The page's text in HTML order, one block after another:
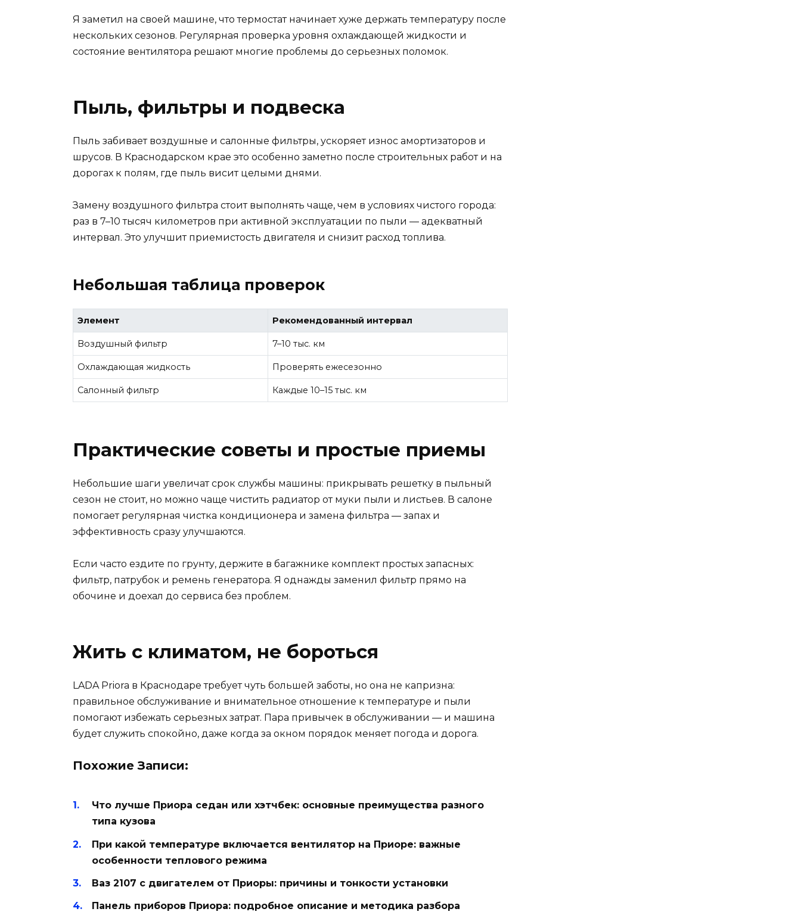
Я заметил на своей машине, что термостат начинает хуже держать температуру после
нескольких сезонов. Регулярная проверка уровня охлаждающей жидкости и
состояние вентилятора решают многие проблемы до серьезных поломок.
Пыль, фильтры и подвеска
Пыль забивает воздушные и салонные фильтры, ускоряет износ амортизаторов и
шрусов. В Краснодарском крае это особенно заметно после строительных работ и на
дорогах к полям, где пыль висит целыми днями.
Замену воздушного фильтра стоит выполнять чаще, чем в условиях чистого города:
раз в 7–10 тысяч километров при активной эксплуатации по пыли — адекватный
интервал. Это улучшит приемистость двигателя и снизит расход топлива.
Небольшая таблица проверок
Элемент Рекомендованный интервал
Воздушный фильтр 7–10 тыс. км
Охлаждающая жидкость Проверять ежесезонно
Салонный фильтр Каждые 10–15 тыс. км
Практические советы и простые приемы
Небольшие шаги увеличат срок службы машины: прикрывать решетку в пыльный
сезон не стоит, но можно чаще чистить радиатор от муки пыли и листьев. В салоне
помогает регулярная чистка кондиционера и замена фильтра — запах и
эффективность сразу улучшаются.
Если часто ездите по грунту, держите в багажнике комплект простых запасных:
фильтр, патрубок и ремень генератора. Я однажды заменил фильтр прямо на
обочине и доехал до сервиса без проблем.
Жить с климатом, не бороться
LADA Priora в Краснодаре требует чуть большей заботы, но она не капризна:
правильное обслуживание и внимательное отношение к температуре и пыли
помогают избежать серьезных затрат. Пара привычек в обслуживании — и машина
будет служить спокойно, даже когда за окном порядок меняет погода и дорога.
Похожие Записи:
Что лучше Приора седан или хэтчбек: основные преимущества разного
типа кузова
При какой температуре включается вентилятор на Приоре: важные
особенности теплового режима
Ваз 2107 с двигателем от Приоры: причины и тонкости установки
Панель приборов Приора: подробное описание и методика разбора